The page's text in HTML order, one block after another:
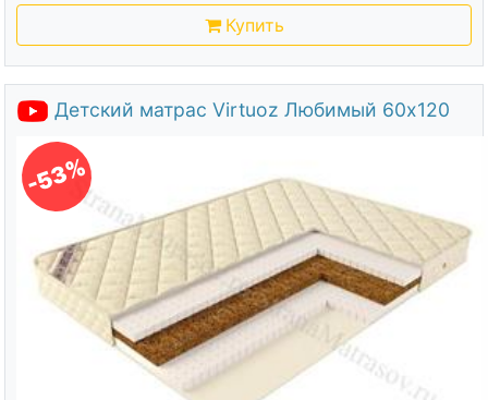
Купить
Детский матрас Virtuoz Любимый 60х120
-53%